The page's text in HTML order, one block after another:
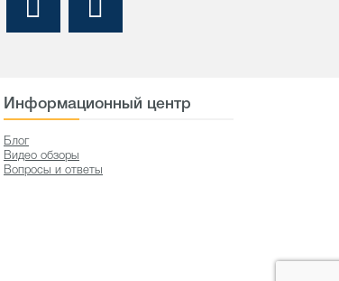
Информационный центр
Блог
Видео обзоры
Вопросы и ответы